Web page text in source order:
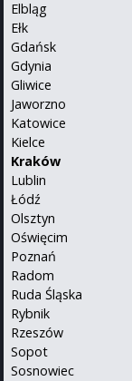
Elbląg
Ełk
Gdańsk
Gdynia
Gliwice
Jaworzno
Katowice
Kielce
Kraków
Lublin
Łódź
Olsztyn
Oświęcim
Poznań
Radom
Ruda Śląska
Rybnik
Rzeszów
Sopot
Sosnowiec